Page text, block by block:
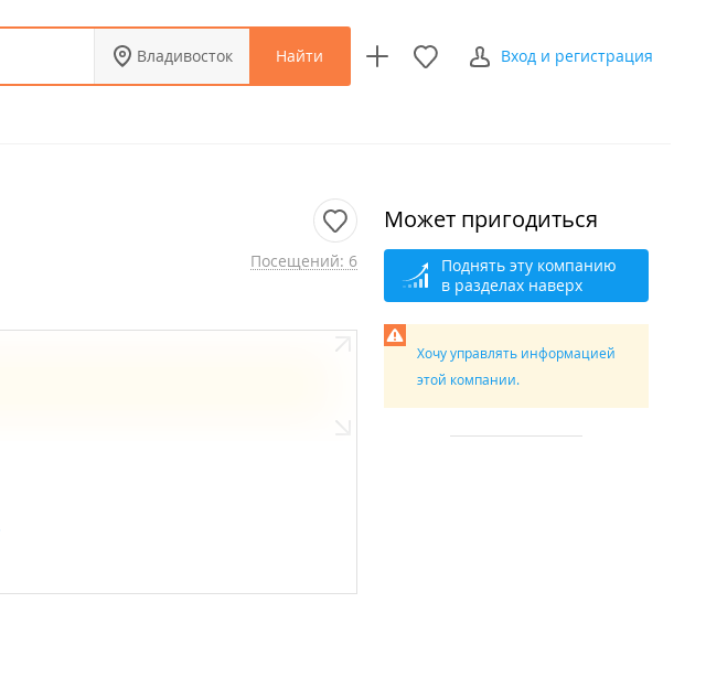
Владивосток Найти Вход и регистрация
Посещений: 6
Может пригодиться
Поднять эту компанию
в разделах наверх
Хочу управлять информацией
этой компании.